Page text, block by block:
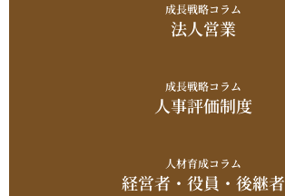
成長戦略コラム
法人営業
成長戦略コラム
人事評価制度
人材育成コラム
経営者・役員・後継者